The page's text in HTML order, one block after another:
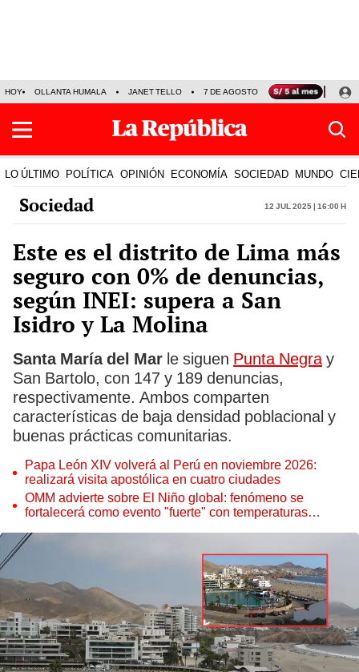
HOY OLLANTA HUMALA JANET TELLO 7 DE AGOSTO TINKA RESULTADOS
LO ÚLTIMO POLÍTICA OPINIÓN ECONOMÍA SOCIEDAD MUNDO
Sociedad 12 Jul 2025 | 16:00 h
Este es el distrito de Lima más
seguro con 0% de denuncias,
según INEI: supera a San
Isidro y La Molina
Santa María del Mar le siguen Punta Negray
San Bartolo, con 147 y 189 denuncias,
respectivamente. Ambos comparten
características de baja densidad poblacional y
buenas prácticas comunitarias.
Papa León XIV volverá al Perú en noviembre 2026:
realizará visita apostólica en cuatro ciudades
OMM advierte sobre El Niño global: fenómeno se
fortalecerá como evento "fuerte" con temperaturas